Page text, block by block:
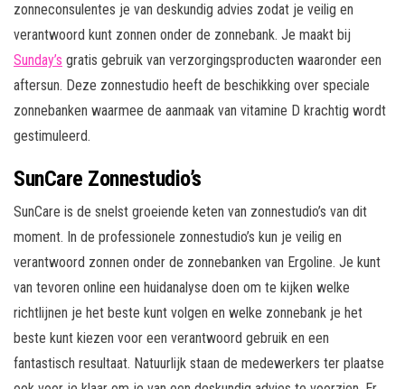
zonneconsulentes je van deskundig advies zodat je veilig en
verantwoord kunt zonnen onder de zonnebank. Je maakt bij
Sunday’s gratis gebruik van verzorgingsproducten waaronder een
aftersun. Deze zonnestudio heeft de beschikking over speciale
zonnebanken waarmee de aanmaak van vitamine D krachtig wordt
gestimuleerd.
SunCare Zonnestudio’s
SunCare is de snelst groeiende keten van zonnestudio’s van dit
moment. In de professionele zonnestudio’s kun je veilig en
verantwoord zonnen onder de zonnebanken van Ergoline. Je kunt
van tevoren online een huidanalyse doen om te kijken welke
richtlijnen je het beste kunt volgen en welke zonnebank je het
beste kunt kiezen voor een verantwoord gebruik en een
fantastisch resultaat. Natuurlijk staan de medewerkers ter plaatse